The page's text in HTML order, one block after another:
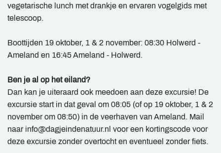
vegetarische lunch met drankje en ervaren vogelgids met
telescoop.
Boottijden 19 oktober, 1 & 2 november: 08:30 Holwerd -
Ameland en 16:45 Ameland - Holwerd.
Ben je al op het eiland?
Dan kan je uiteraard ook meedoen aan deze excursie! De
excursie start in dat geval om 08:05 (of op 19 oktober, 1 & 2
november om 08:50) in de veerhaven van Ameland. Mail
naar info@dagjeindenatuur.nl voor een kortingscode voor
deze excursie zonder overtocht en eventueel zonder fiets.